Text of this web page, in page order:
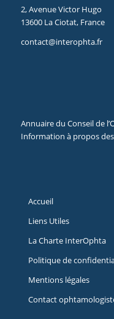
2, Avenue Victor Hugo
13600 La Ciotat, France
contact@interophta.fr
Annuaire du Conseil de
Information à propos
Accueil
Liens Utiles
La Charte InterOphta
Politique de
Mentions légales
Contact